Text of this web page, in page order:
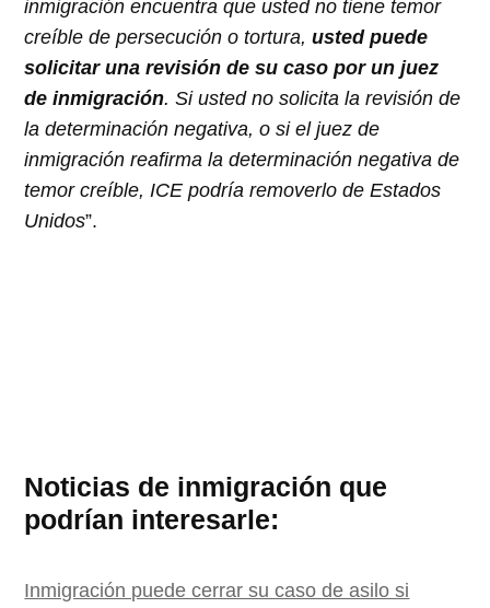
inmigración encuentra que usted no tiene temor
creíble de persecución o tortura,usted puede
solicitar una revisión de su caso por un juez
de inmigración. Si usted no solicita la revisión de
la determinación negativa, o si el juez de
inmigración reafirma la determinación negativa de
temor creíble, ICE podría removerlo de Estados
Unidos”.
Noticias de inmigración que
podrían interesarle:
Inmigración puede cerrar su caso de asilo si